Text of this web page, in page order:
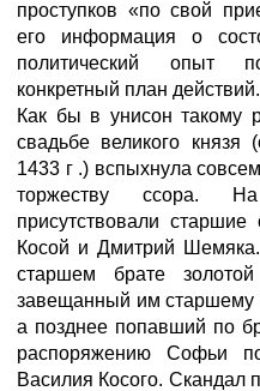
проступков «по свой
его информация о
политический опыт
конкретный план действий.
Как бы в унисон такому
свадьбе великого князя
1433 г .) вспыхнула
торжеству ссора.
присутствовали
Косой и Дмитрий
старшем брате
завещанный им
а позднее попавший по
распоряжению Софьи
Василия Косого. Скандал